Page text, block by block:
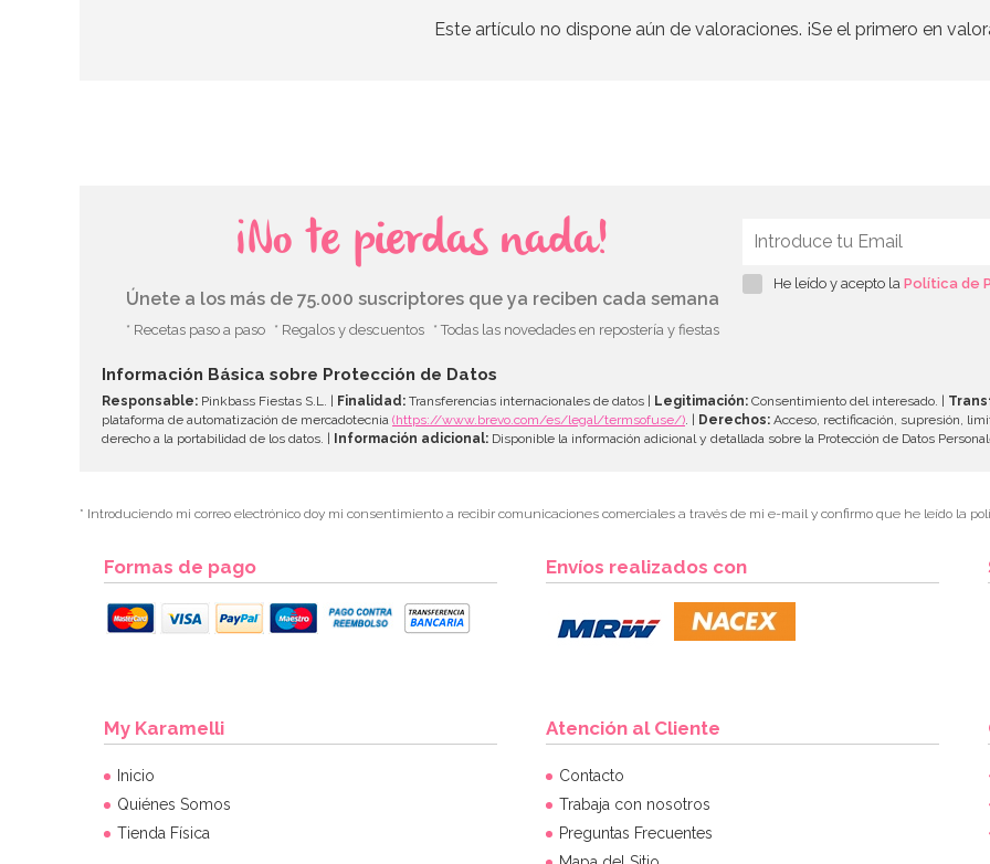
Este artículo no dispone aún de valoraciones. ¡Se el primero en
¡No te pierdas nada!
Únete a los más de 75.000 suscriptores que ya reciben cada semana
* Recetas paso a paso * Regalos y descuentos * Todas las novedades en repostería y fiestas
He leído y acepto la Política de
Información Básica sobre Protección de Datos
Responsable: Pinkbass Fiestas S.L. | Finalidad: Transferencias internacionales de datos | Legitimación: Consentimiento del interesado. |
plataforma de automatización de mercadotecnia (https://www.brevo.com/es/legal/termsofuse/) . | Derechos: Acceso, rectificación, supresión,
derecho a la portabilidad de los datos. | Información adicional: Disponible la información adicional y detallada sobre la Protección de Datos
* Introduciendo mi correo electrónico doy mi consentimiento a recibir comunicaciones comerciales a través de mi e-mail y confirmo que he leído la
Formas de pago Envíos realizados con
My Karamelli
Inicio
Quiénes Somos
Tienda Física
Atención al Cliente
Contacto
Trabaja con nosotros
Preguntas Frecuentes